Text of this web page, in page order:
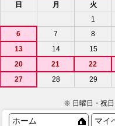
日
月 火
1
6
7 8
13
14 15
20
21 22
27
28 29
※ 日曜日・祝
ホーム マイ